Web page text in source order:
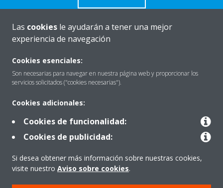
Quiénes somos
Nuestros Productos
Las cookies le ayudarán a tener una mejor
experiencia de navegación
Cookies esenciales:
Son necesarias para navegar en nuestra página web y proporcionar los
servicios solicitados ("cookies necesarias").
Cookies adicionales:
Cookies de funcionalidad:
Cookies de publicidad:
Si desea obtener más información sobre nuestras cookies,
visite nuestro Aviso sobre cookies.